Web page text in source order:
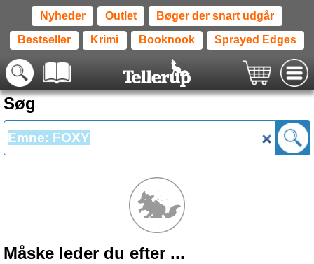
Nyheder Outlet Bøger der snart udgår
Bestseller Krimi Booknook Sprayed Edges
Søg
Måske leder du efter ...